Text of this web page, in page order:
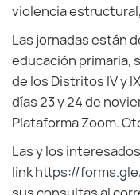
violencia
Las jornadas están
educación primaria,
de los Distritos IV y
días 23 y 24 de
Plataforma Zoom.
Las y los
linkhttps://